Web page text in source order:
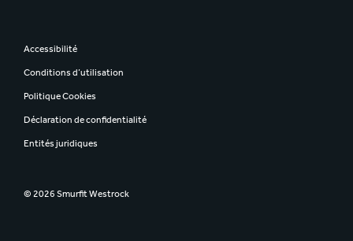
Accessibilité
Conditions d’utilisation
Politique Cookies
Déclaration de confidentialité
Entités juridiques
© 2026 Smurfit Westrock